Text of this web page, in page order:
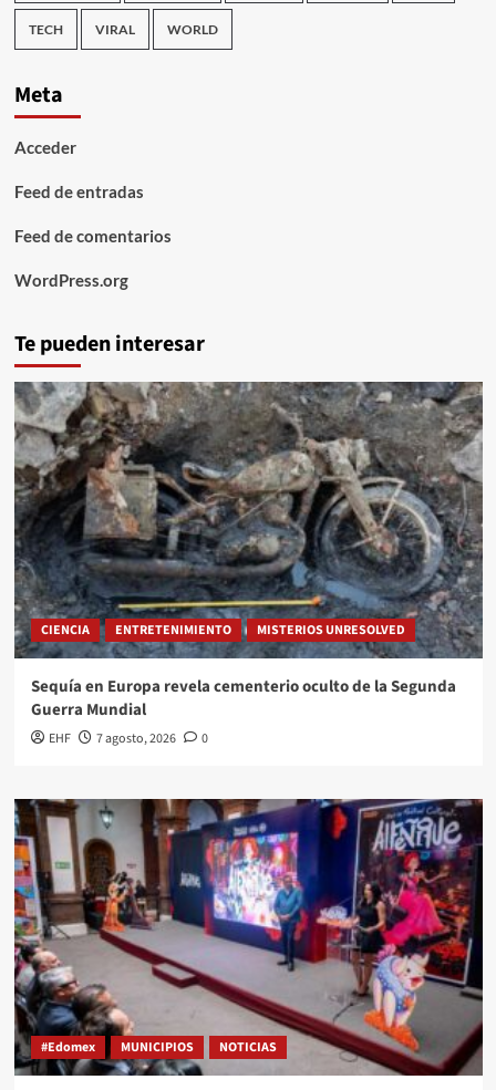
TECH VIRAL WORLD
Meta
Acceder
Feed de entradas
Feed de comentarios
WordPress.org
Te pueden interesar
CIENCIA ENTRETENIMIENTO MISTERIOS UNRESOLVED
Sequía en Europa revela cementerio oculto de la Segunda
Guerra Mundial
EHF 7 agosto, 2026 0
#Edomex MUNICIPIOS NOTICIAS